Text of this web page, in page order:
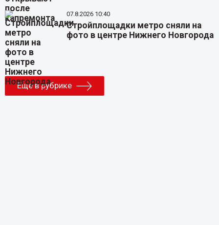
07.8.2026 10:40
Стройплощадки метро сняли на
фото в центре Нижнего Новгорода
Еще в рубрике